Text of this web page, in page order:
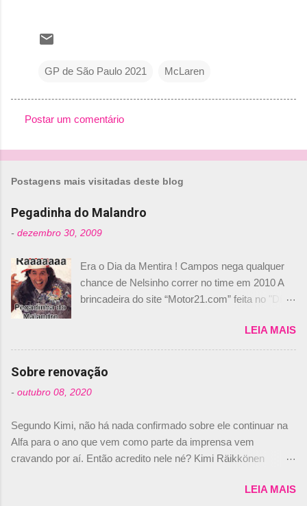
GP de São Paulo 2021 McLaren
o
n
t
r
i
o
Postar um comentário
Postagens mais visitadas deste blog
Pegadinha do Malandro
- dezembro 30, 2009
Era o Dia da Mentira ! Campos nega qualquer
chance de Nelsinho correr no time em 2010 A
brincadeira do site “Motor21.com” feita no "Día
de abril –, afirmando que Nelson Piquet havia
comprado 15% das ações da Campos, dando,
com isso, um lugar no time a Nelsinho Piquet,
foi esclarecida de uma vez por todas por
Daniele Audetto, diretor da escuderia. O
não será o companheiro de Bruno Senna em
2010. "Na verdade, nós recebemos uma oferta
de Piquet", admitiu Audetto. “Mas depois de ter
dois brasileiros”, explicou, dizendo ainda que
LEIA MAIS
Sobre renovação
- outubro 08, 2020
Segundo Kimi, não há nada confirmado sobre ele continuar na
Alfa para o ano que vem como parte da imprensa vem
cravando por aí. Então acredito nele né? Kimi Räikkönen
truth but I’ve never had an option in my contract so that’sLEIA MAIS